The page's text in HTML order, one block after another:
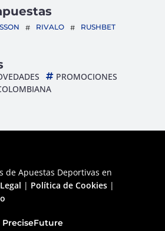
RIVALO RUSHBET
PROMOCIONES
de Apuestas Deportivas en
| Política de Cookies |
PreciseFuture